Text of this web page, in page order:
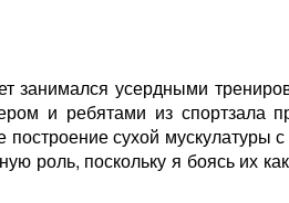
занимался усердными
и ребятами из
сухой
роль, поскольку я боясь их